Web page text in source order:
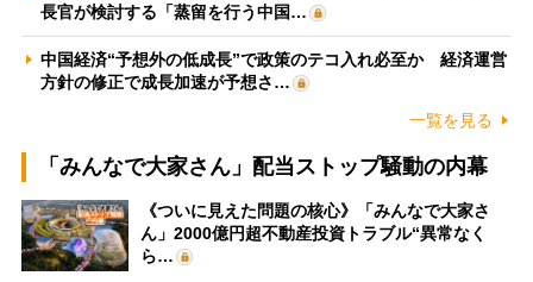
長官が検討する「蒸留を行う中国…
中国経済“予想外の低成長”で政策のテコ入れ必至か 経済運営
方針の修正で成長加速が予想さ…
一覧を見る
「みんなで大家さん」配当ストップ騒動の内幕
《ついに見えた問題の核心》「みんなで大家さ
ん」2000億円超不動産投資トラブル“異常なく
ら…